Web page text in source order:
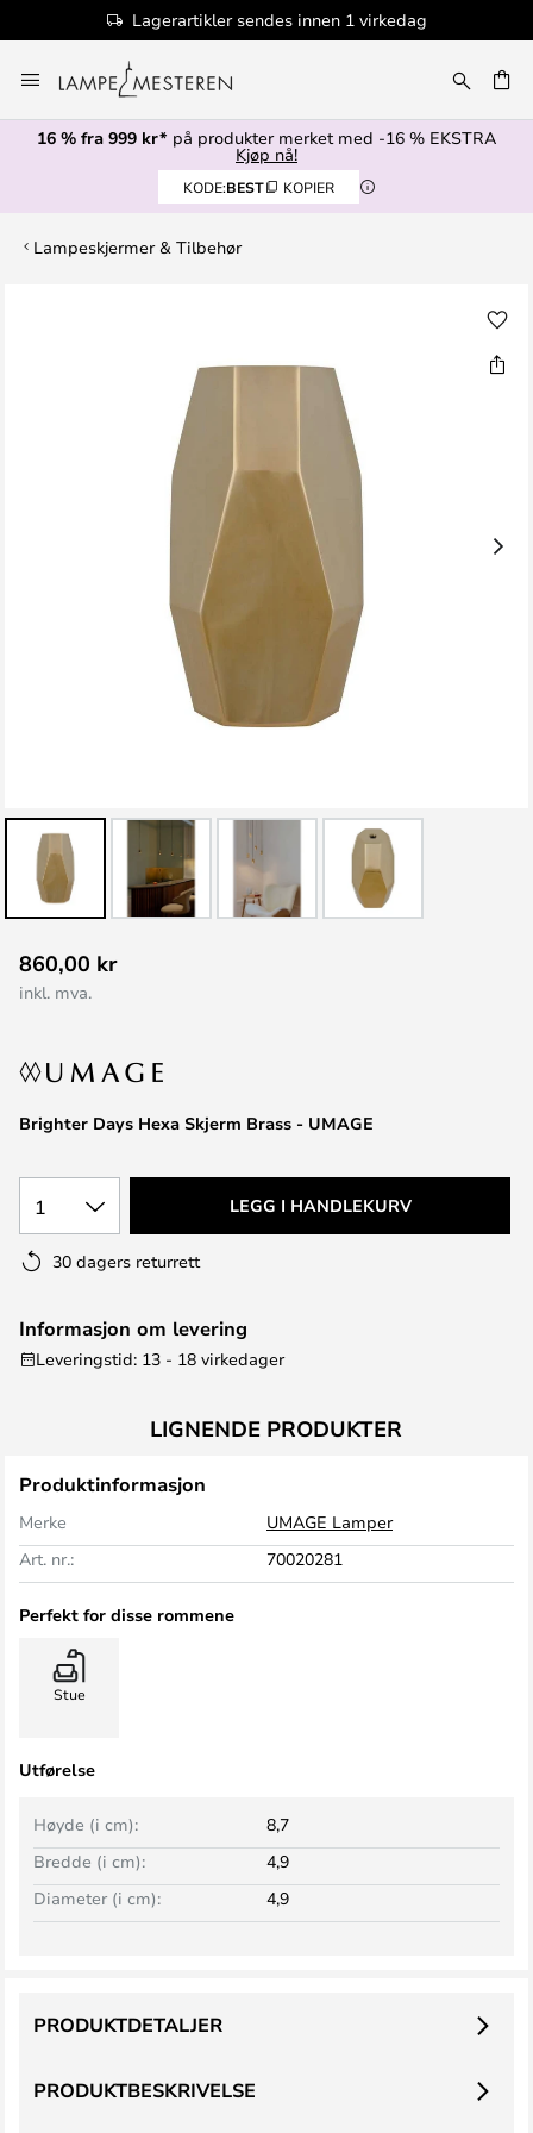
Lagerartikler sendes innen 1 virkedag
til
innhold
16 % fra 999 kr* på produkter merket med -16 % EKSTRA
Kjøp nå!
KODE:BEST KOPIER
Lampeskjermer & Tilbehør
til
begynnelsen
bildegalleri
Brighter Days Hexa Skjerm Brass - UMAGE
860,00 kr
inkl. mva.
1 LEGG I HANDLEKURV
30 dagers returrett
Informasjon om levering
Leveringstid: 13 - 18 virkedager
LIGNENDE PRODUKTER
Produktinformasjon
Merke
UMAGE Lamper
Art. nr.:
70020281
Perfekt for disse rommene
Stue
Utførelse
Bredde (i cm): 4,9
Høyde (i cm): 8,7
Diameter (i cm): 4,9
PRODUKTBESKRIVELSE
PRODUKTDETALJER